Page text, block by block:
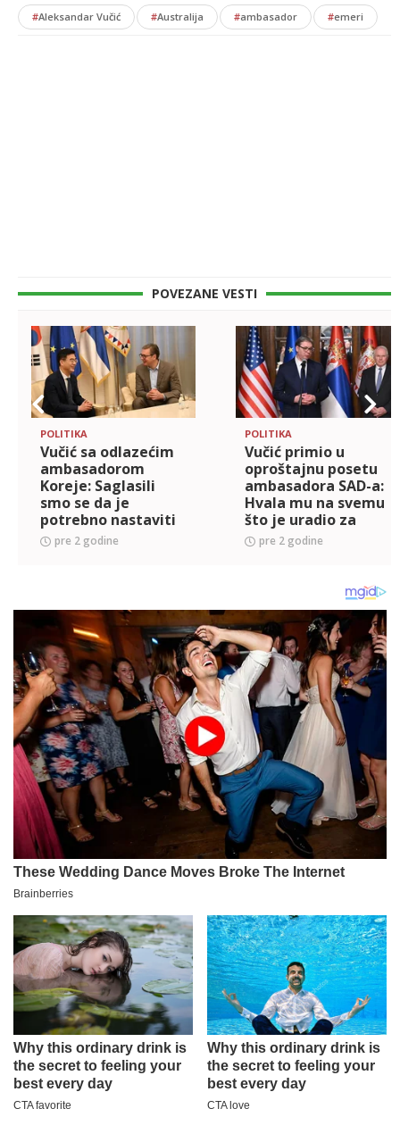
#Aleksandar Vučić #Australija #ambasador #emeri
POVEZANE VESTI
POLITIKA
Vučić sa odlazećim
ambasadorom
Koreje: Saglasili
smo se da je
potrebno nastaviti
intenziviranje
političkog dijaloga
pre 2 godine
POLITIKA
Vučić primio u
oproštajnu posetu
ambasadora SAD-a:
Hvala mu na svemu
što je uradio za
poboljšanje
bilateralnih odnosa,
pre 2 godine